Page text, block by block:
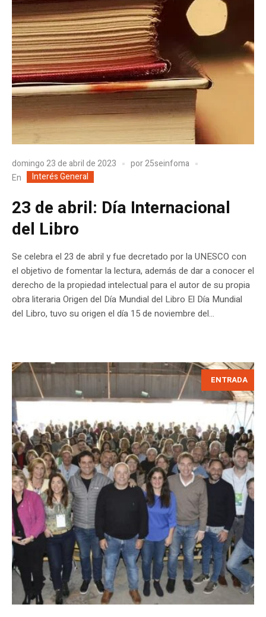
domingo 23 de abril de 2023 por25seinfoma
En
Interés General
23 de abril: Día Internacional
del Libro
Se celebra el 23 de abril y fue decretado por la UNESCO con
el objetivo de fomentar la lectura, además de dar a conocer el
derecho de la propiedad intelectual para el autor de su propia
obra literaria Origen del Día Mundial del Libro El Día Mundial
del Libro, tuvo su origen el día 15 de noviembre del...
ENTRADA